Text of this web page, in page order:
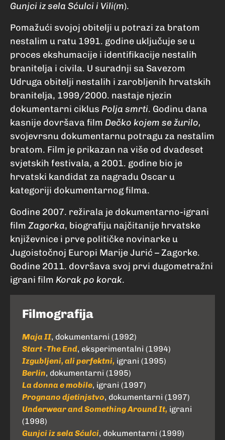
Gunjci iz sela Sćulci i Vili(m).
Pomažući svojoj obitelji u potrazi za bratom
nestalim u ratu 1991. godine uključuje se u
proces ekshumacije i identifikacije nestalih
branitelja i civila. U suradnji sa Savezom
Udruga obitelji nestalih i zarobljenih hrvatskih
branitelja, 1999/2000. nastaje njezin
dokumentarni ciklus Polja smrti. Godinu dana
kasnije dovršava film Dečko kojem se žurilo,
svojevrsnu dokumentarnu potragu za nestalim
bratom. Film je prikazan na više od dvadeset
svjetskih festivala, a 2001. godine bio je
hrvatski kandidat za nagradu Oscar u
kategoriji dokumentarnog filma.
Godine 2007. režirala je dokumentarno-igrani
film Zagorka, biografiju najčitanije hrvatske
književnice i prve političke novinarke u
Jugoistočnoj Europi Marije Jurić – Zagorke.
Godine 2011. dovršava svoj prvi dugometražni
igrani film Korak po korak.
Filmografija
Maja II, dokumentarni (1992)
Start -The End, eksperimentalni (1994)
Izgubljeni, ali perfektni, igrani (1995)
Berlin, dokumentarni (1995)
La donna e mobile, igrani (1997)
Prognano djetinjstvo, dokumentarni (1997)
Underwear and Something Around It, igrani
(1998)
Gunjci iz sela Sćulci, dokumentarni (1999)